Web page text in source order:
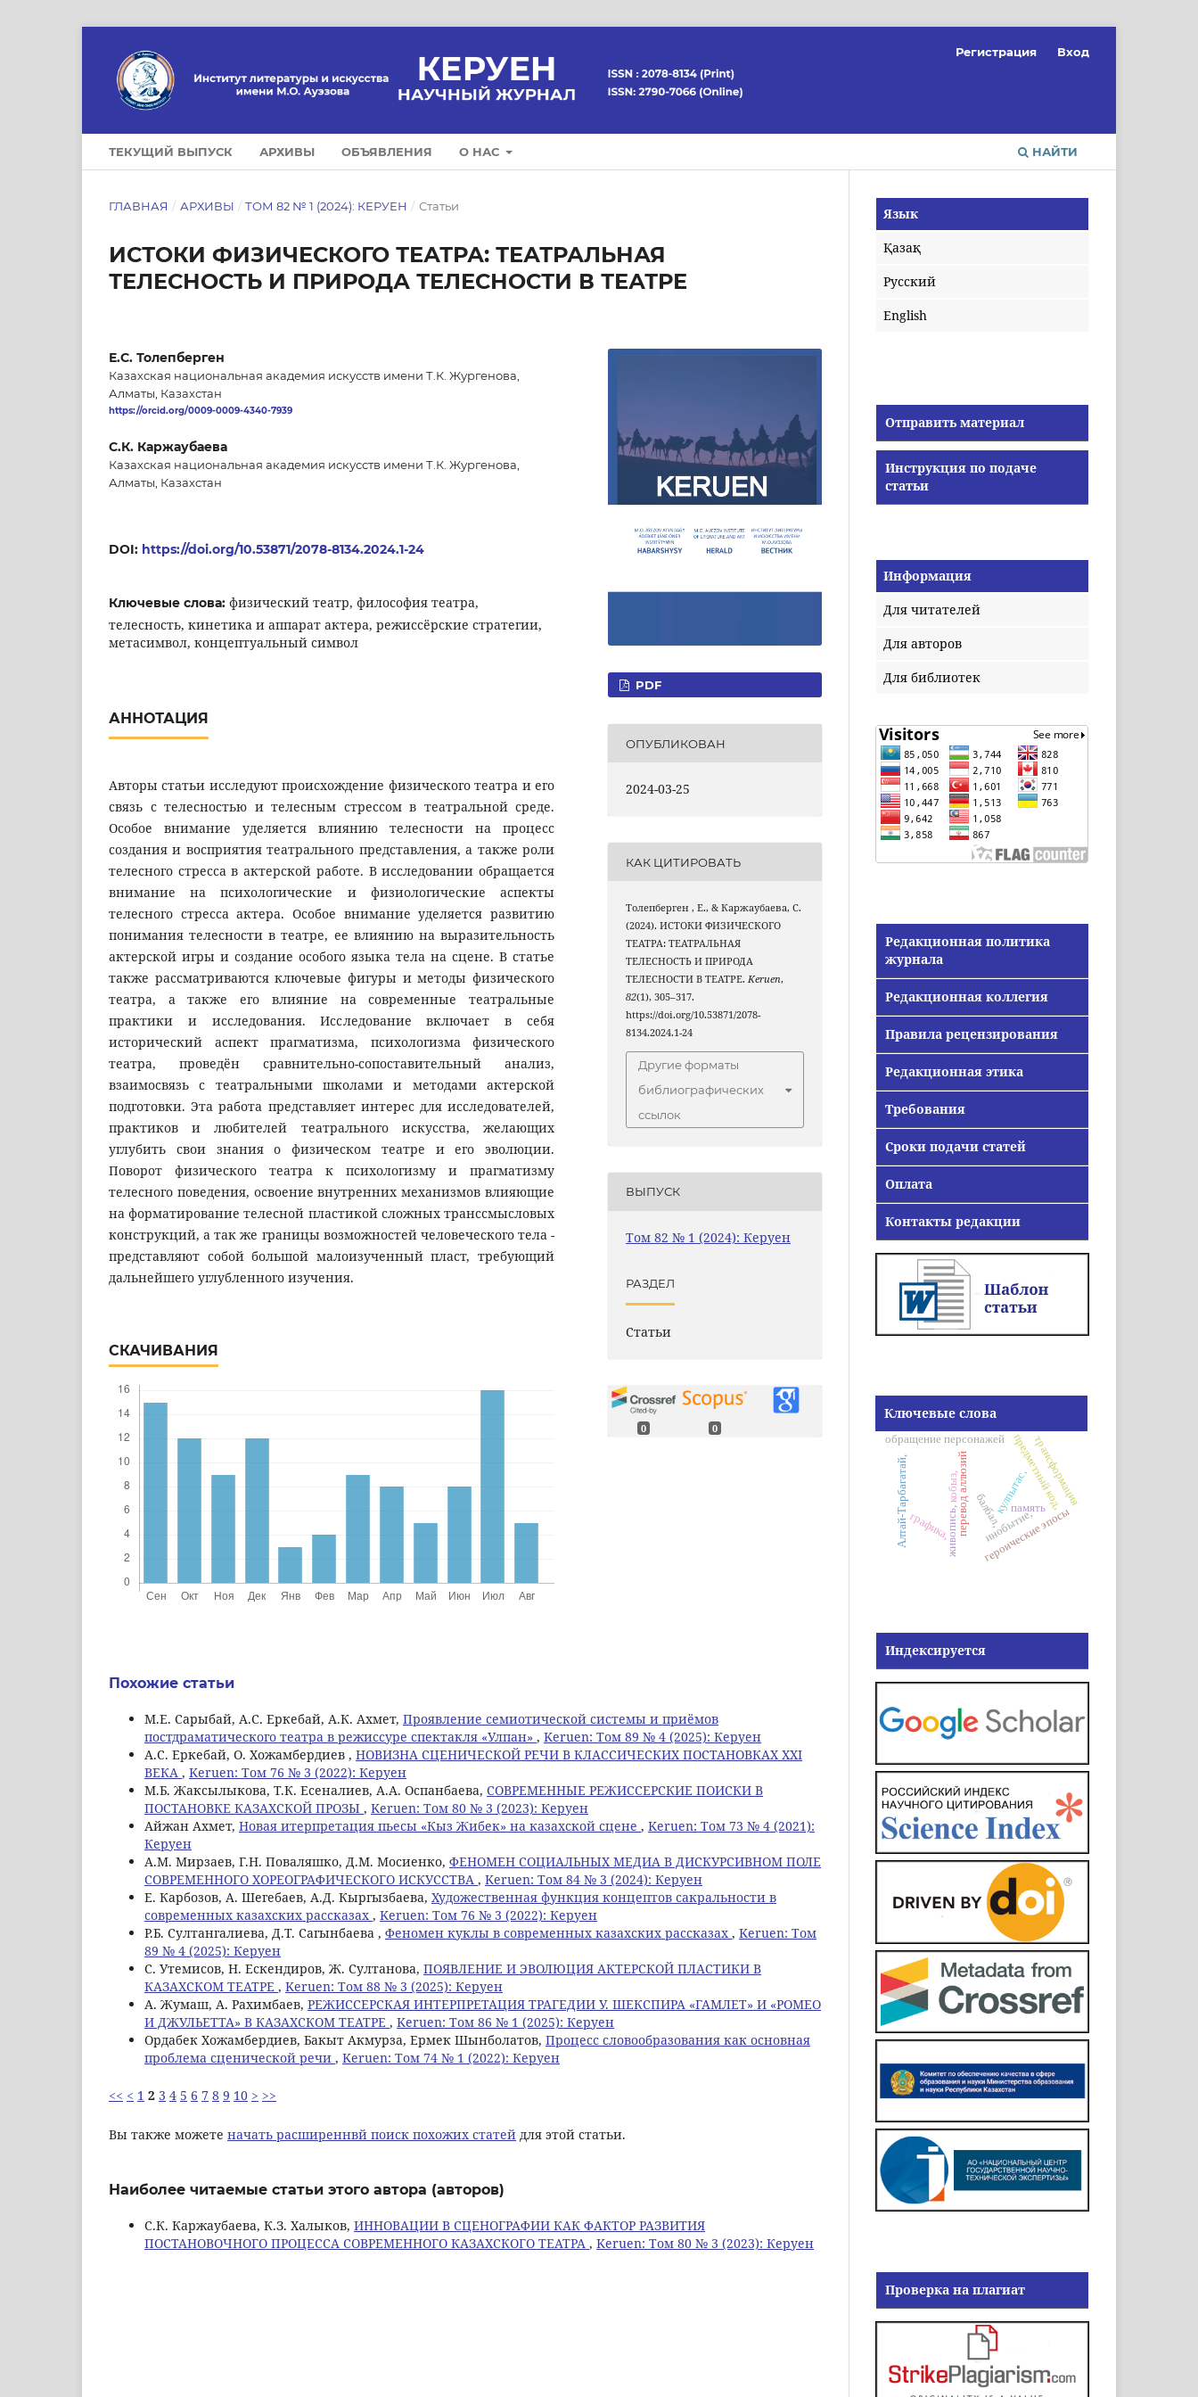
ТЕКУЩИЙ ВЫПУСК АРХИВЫ ОБЪЯВЛЕНИЯ О НАС НАЙТИ
Регистрация Вход
ГЛАВНАЯ / АРХИВЫ / ТОМ 82 № 1 (2024): КЕРУЕН / Статьи
ИСТОКИ ФИЗИЧЕСКОГО ТЕАТРА: ТЕАТРАЛЬНАЯ
ТЕЛЕСНОСТЬ И ПРИРОДА ТЕЛЕСНОСТИ В ТЕАТРЕ
Е.С. Толепберген
Казахская национальная академия искусств имени Т.К. Жургенова,
Алматы, Казахстан
https://orcid.org/0009-0009-4340-7939
С.К. Каржаубаева
Казахская национальная академия искусств имени Т.К. Жургенова,
Алматы, Казахстан
DOI: https://doi.org/10.53871/2078-8134.2024.1-24
Ключевые слова: физический театр, философия театра,
телесность, кинетика и аппарат актера, режиссёрские стратегии,
метасимвол, концептуальный символ
АННОТАЦИЯ
Авторы статьи исследуют происхождение физического театра и его
связь с телесностью и телесным стрессом в театральной среде.
Особое внимание уделяется влиянию телесности на процесс
создания и восприятия театрального представления, а также роли
телесного стресса в актерской работе. В исследовании обращается
внимание на психологические и физиологические аспекты
телесного стресса актера. Особое внимание уделяется развитию
понимания телесности в театре, ее влиянию на выразительность
актерской игры и создание особого языка тела на сцене. В статье
также рассматриваются ключевые фигуры и методы физического
театра, а также его влияние на современные театральные
практики и исследования. Исследование включает в себя
исторический аспект прагматизма, психологизма физического
театра, проведён сравнительно-сопоставительный анализ,
взаимосвязь с театральными школами и методами актерской
подготовки. Эта работа представляет интерес для исследователей,
практиков и любителей театрального искусства, желающих
углубить свои знания о физическом театре и его эволюции.
Поворот физического театра к психологизму и прагматизму
телесного поведения, освоение внутренних механизмов влияющие
на форматирование телесной пластикой сложных транссмысловых
конструкций, а так же границы возможностей человеческого тела -
представляют собой большой малоизученный пласт, требующий
дальнейшего углубленного изучения.
СКАЧИВАНИЯ
PDF
ОПУБЛИКОВАН
2024-03-25
КАК ЦИТИРОВАТЬ
Толепберген , Е., & Каржаубаева, С.
(2024). ИСТОКИ ФИЗИЧЕСКОГО
ТЕАТРА: ТЕАТРАЛЬНАЯ
ТЕЛЕСНОСТЬ И ПРИРОДА
ТЕЛЕСНОСТИ В ТЕАТРЕ.Keruen,
82(1), 305–317.
https://doi.org/10.53871/2078-
8134.2024.1-24
Другие форматы
библиографических
ссылок
ВЫПУСК
Том 82 № 1 (2024): Керуен
РАЗДЕЛ
Статьи
0 0
Похожие статьи
М.Е. Сарыбай, А.С. Еркебай, А.К. Ахмет, Проявление семиотической системы и приёмов
постдраматического театра в режиссуре спектакля «Улпан» , Keruen: Том 89 № 4 (2025): Керуен
А.С. Еркебай, О. Хожамбердиев , НОВИЗНА СЦЕНИЧЕСКОЙ РЕЧИ В КЛАССИЧЕСКИХ ПОСТАНОВКАХ XXI
ВЕКА , Keruen: Том 76 № 3 (2022): Керуен
М.Б. Жаксылыкова, Т.К. Есеналиев, А.А. Оспанбаева, СОВРЕМЕННЫЕ РЕЖИССЕРСКИЕ ПОИСКИ В
ПОСТАНОВКЕ КАЗАХСКОЙ ПРОЗЫ , Keruen: Том 80 № 3 (2023): Керуен
Айжан Ахмет, Новая итерпретация пьесы «Кыз Жибек» на казахской сцене , Keruen: Том 73 № 4 (2021):
Керуен
A.M. Мирзаев, Г.Н. Поваляшко, Д.М. Мосиенко, ФЕНОМЕН СОЦИАЛЬНЫХ МЕДИА В ДИСКУРСИВНОМ ПОЛЕ
СОВРЕМЕННОГО ХОРЕОГРАФИЧЕСКОГО ИСКУССТВА , Keruen: Том 84 № 3 (2024): Керуен
Е. Карбозов, А. Шегебаев, А.Д. Кыргызбаева, Художественная функция концептов сакральности в
современных казахских рассказах , Keruen: Том 76 № 3 (2022): Керуен
Р.Б. Султангалиева, Д.Т. Сагынбаева , Феномен куклы в современных казахских рассказах , Keruen: Том
89 № 4 (2025): Керуен
С. Утемисов, Н. Ескендиров, Ж. Султанова, ПОЯВЛЕНИЕ И ЭВОЛЮЦИЯ АКТЕРСКОЙ ПЛАСТИКИ В
КАЗАХСКОМ ТЕАТРЕ , Keruen: Том 88 № 3 (2025): Керуен
А. Жумаш, А. Рахимбаев, РЕЖИССЕРСКАЯ ИНТЕРПРЕТАЦИЯ ТРАГЕДИИ У. ШЕКСПИРА «ГАМЛЕТ» И «РОМЕО
И ДЖУЛЬЕТТА» В КАЗАХСКОМ ТЕАТРЕ , Keruen: Том 86 № 1 (2025): Керуен
Oрдабек Хожамбердиев, Бакыт Акмурза, Ермек Шынболатов, Процесс словообразования как основная
проблема сценической речи , Keruen: Том 74 № 1 (2022): Керуен
<< < 1 2 3 4 5 6 7 8 9 10 > >>
Вы также можете начать расширеннвй поиск похожих статей для этой статьи.
Наиболее читаемые статьи этого автора (авторов)
С.К. Каржаубаева, К.З. Халыков, ИННОВАЦИИ В СЦЕНОГРАФИИ КАК ФАКТОР РАЗВИТИЯ
ПОСТАНОВОЧНОГО ПРОЦЕССА СОВРЕМЕННОГО КАЗАХСКОГО ТЕАТРА , Keruen: Том 80 № 3 (2023): Керуен
Язык
Қазақ
Русский
English
Отправить материал
Инструкция по подаче
статьи
Информация
Для читателей
Для авторов
Для библиотек
Редакционная политика
журнала
Редакционная коллегия
Правила рецензирования
Редакционная этика
Требования
Сроки подачи статей
Оплата
Контакты редакции
Ключевые слова
живопись,
графика,
кобыз,
балбал,кулпытас,
предметный код,
инобытие,
память
перевод аллюзий трансформация
Алтай-Тарбагатай,
обращение персонажей
героические эпосы
Индексируется
Проверка на плагиат